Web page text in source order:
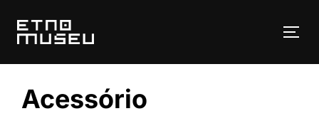
para
Acessório